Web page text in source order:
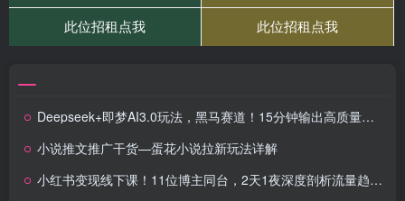
Deepseek+即梦AI3.0玩法，黑马赛道！15分钟输出高质量爆款视频，一条作品涨粉5W+
小说推文推广干货—蛋花小说拉新玩法详解
小红书变现线下课！11位博主同台，2天1夜深度剖析流量趋势与生态布局